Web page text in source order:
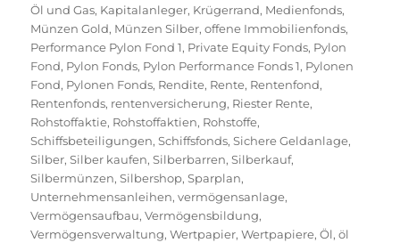
Öl und Gas, Kapitalanleger, Krügerrand, Medienfonds,
Münzen Gold, Münzen Silber,offene Immobilienfonds,
Performance Pylon Fond 1, Private Equity Fonds, Pylon
Fond, Pylon Fonds, Pylon Performance Fonds 1, Pylonen
Fond, Pylonen Fonds, Rendite, Rente, Rentenfond,
Rentenfonds, rentenversicherung, Riester Rente,
Rohstoffaktie, Rohstoffaktien, Rohstoffe,
Schiffsbeteiligungen,Schiffsfonds,Sichere Geldanlage,
Silber,Silber kaufen,Silberbarren,Silberkauf,
Silbermünzen,Silbershop,Sparplan,
Unternehmensanleihen,vermögensanlage,
Vermögensaufbau,Vermögensbildung,
Vermögensverwaltung,Wertpapier,Wertpapiere,Öl,öl